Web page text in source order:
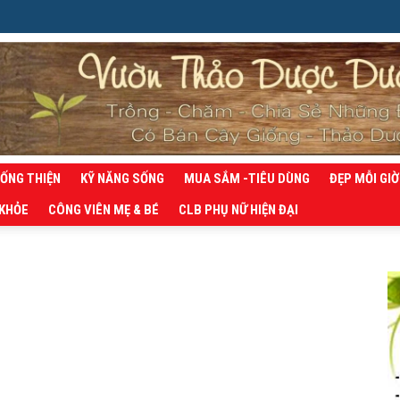
THIỆN KỸ NĂNG SỐNG MUA SẮM -TIÊU DÙNG
ĐẸP MỖI GIỜ
CÔNG VIÊN MẸ & BÉ CLB PHỤ NỮ HIỆN ĐẠI